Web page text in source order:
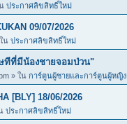
ประกาศลิขสิทธิ์ใหม่
09/07/2026
น ประกาศลิขสิทธิ์ใหม่
ษทีที่มีน้องชายจอมป่วน"
» ใน การ์ตูนผู้ชายและการ์ตูนผู้หญิง
[BLY] 18/06/2026
ประกาศลิขสิทธิ์ใหม่